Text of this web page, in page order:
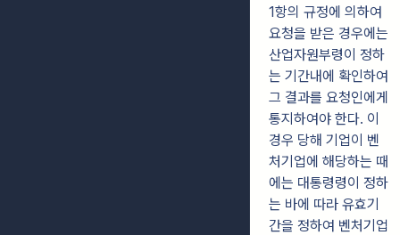
1항의 규정에 의하여
요청을 받은 경우에는
산업자원부령이 정하
는 기간내에 확인하여
그 결과를 요청인에게
통지하여야 한다. 이
경우 당해 기업이 벤
처기업에 해당하는 때
에는 대통령령이 정하
는 바에 따라 유효기
간을 정하여 벤처기업